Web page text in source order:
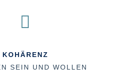

KOHÄRENZ
SEIN UND WOLLEN